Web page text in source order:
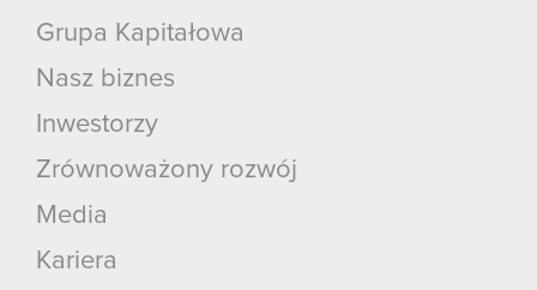
Grupa Kapitałowa
Nasz biznes
Inwestorzy
Zrównoważony rozwój
Media
Kariera